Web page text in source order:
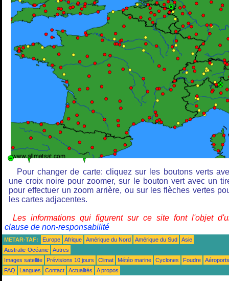
Pour changer de carte: cliquez sur les boutons verts
une croix noire pour zoomer, sur le bouton vert avec un
pour effectuer un zoom arrière, ou sur les flèches vertes
les cartes adjacentes.
Les informations qui figurent sur ce site font l'objet
clause de non-responsabilité
METAR-TAF: Europe Afrique Amérique du Nord Amérique du Sud
Asie
Australie-Océanie
Autres
Images satellite
Prévisions 10 jours Climat Météo marine Cyclones Foudre
Aéroports
FAQ
Langues Contact Actualités A propos